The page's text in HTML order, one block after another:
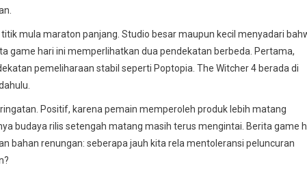
mula maraton panjang. Studio besar maupun kecil menyadari
game hari ini memperlihatkan dua pendekatan berbeda. Pertama,
pemeliharaan stabil seperti Poptopia. The Witcher 4 berada di
Positif, karena pemain memperoleh produk lebih matang
budaya rilis setengah matang masih terus mengintai. Berita game
bahan renungan: seberapa jauh kita rela mentoleransi peluncuran